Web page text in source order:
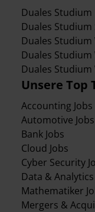
Unsere Top
Accounting Jobs
Automotive Jobs
Bank Jobs
Cloud Jobs
Cyber Security
Data & Analytics
Mathematiker
Mergers &
Duales Studium
Duales
Duales
Duales
Duales